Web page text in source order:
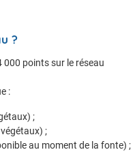
?
000 points sur le réseau
:
;
;
au moment de la fonte) ;